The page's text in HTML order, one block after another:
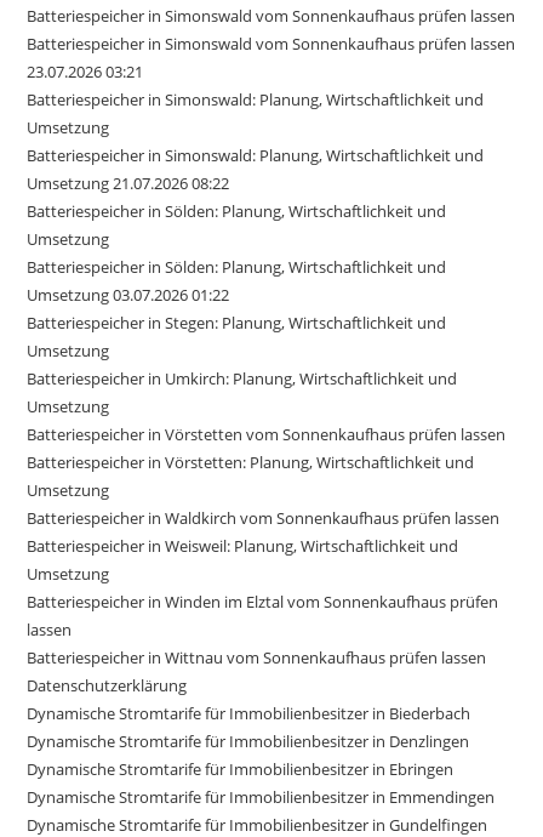
Batteriespeicher in Simonswald vom Sonnenkaufhaus prüfen lassen
Batteriespeicher in Simonswald vom Sonnenkaufhaus prüfen lassen
23.07.2026 03:21
Batteriespeicher in Simonswald: Planung, Wirtschaftlichkeit und
Umsetzung
Batteriespeicher in Simonswald: Planung, Wirtschaftlichkeit und
Umsetzung 21.07.2026 08:22
Batteriespeicher in Sölden: Planung, Wirtschaftlichkeit und
Umsetzung
Batteriespeicher in Sölden: Planung, Wirtschaftlichkeit und
Umsetzung 03.07.2026 01:22
Batteriespeicher in Stegen: Planung, Wirtschaftlichkeit und
Umsetzung
Batteriespeicher in Umkirch: Planung, Wirtschaftlichkeit und
Umsetzung
Batteriespeicher in Vörstetten vom Sonnenkaufhaus prüfen lassen
Batteriespeicher in Vörstetten: Planung, Wirtschaftlichkeit und
Umsetzung
Batteriespeicher in Waldkirch vom Sonnenkaufhaus prüfen lassen
Batteriespeicher in Weisweil: Planung, Wirtschaftlichkeit und
Umsetzung
Batteriespeicher in Winden im Elztal vom Sonnenkaufhaus prüfen
lassen
Batteriespeicher in Wittnau vom Sonnenkaufhaus prüfen lassen
Datenschutzerklärung
Dynamische Stromtarife für Immobilienbesitzer in Biederbach
Dynamische Stromtarife für Immobilienbesitzer in Denzlingen
Dynamische Stromtarife für Immobilienbesitzer in Ebringen
Dynamische Stromtarife für Immobilienbesitzer in Emmendingen
Dynamische Stromtarife für Immobilienbesitzer in Gundelfingen